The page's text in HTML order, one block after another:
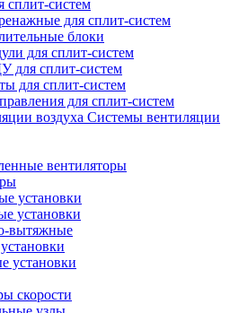
сплит-систем
для сплит-систем
блоки
для сплит-систем
для сплит-систем
для сплит-систем
для сплит-систем
Системы вентиляции
вентиляторы
установки
установки
вытяжные
установки
скорости